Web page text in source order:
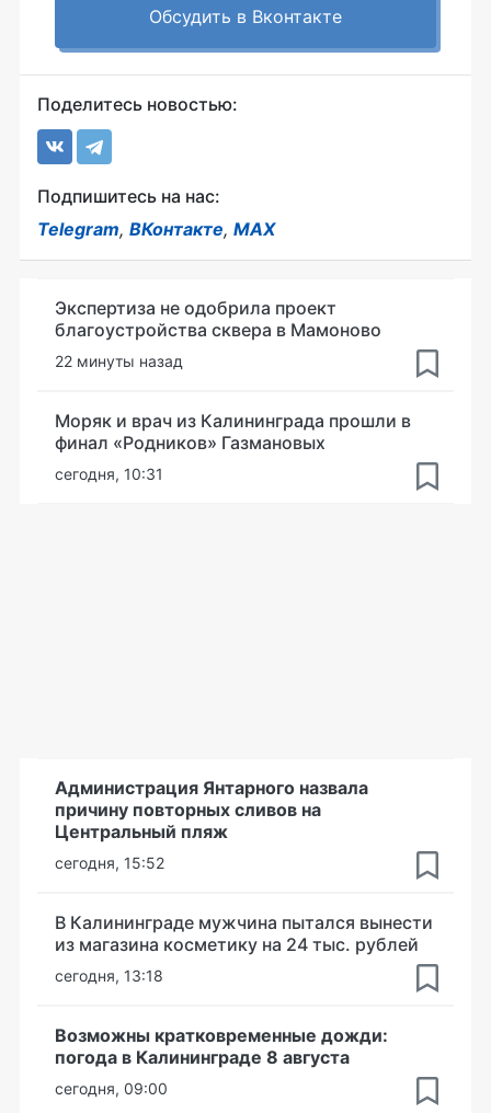
Обсудить в Вконтакте
Поделитесь новостью:
Подпишитесь на нас:
Telegram, ВКонтакте, MAX
Экспертиза не одобрила проект
благоустройства сквера в Мамоново
22 минуты назад
Моряк и врач из Калининграда прошли в
финал «Родников» Газмановых
сегодня, 10:31
Администрация Янтарного назвала
причину повторных сливов на
Центральный пляж
сегодня, 15:52
В Калининграде мужчина пытался вынести
из магазина косметику на 24 тыс. рублей
сегодня, 13:18
Возможны кратковременные дожди:
погода в Калининграде 8 августа
сегодня, 09:00